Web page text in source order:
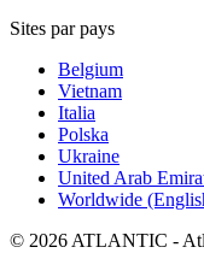
Sites par pays
Belgium
Vietnam
Italia
Polska
Ukraine
United Arab
Worldwide
© 2026 ATLANTIC -